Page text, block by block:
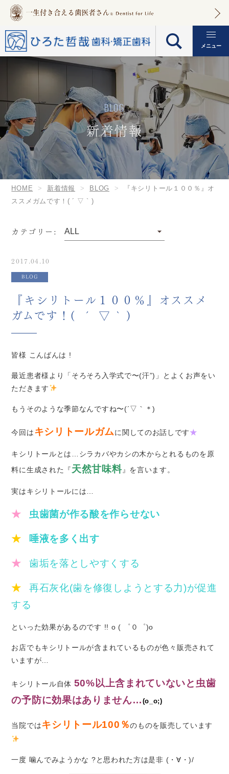
メニュー
BLOG
新着情報
HOME 新着情報 BLOG
『キシリトール１００％』オ
ススメガムです！( ´ ▽ ` )
カテゴリー:
2017.04.10
BLOG
『キシリトール１００％』オススメ
ガムです！( ´ ▽ ` )
皆様 こんばんは !
最近患者様より「そろそろ入学式で〜(汗”)」とよくお声をい
ただきます
もうそのような季節なんですね〜(´▽｀＊)
今回はキシリトールガムに関してのお話しです★
キシリトールとは…シラカバやカシの木からとれるものを原
料に生成された『天然甘味料』を言います。
実はキシリトールには…
★ 虫歯菌が作る酸を作らせない
★ 唾液を多く出す
★ 歯垢を落としやすくする
★
再石灰化(歯を修復しようとする力)が促進
する
といった効果があるのです !! o ( ゜０゜)o
お店でもキシリトールが含まれているものが色々販売されて
いますが…
キシリトール自体 50%以上含まれていないと虫歯
の予防に効果はありません… (o_o;)
当院ではキシリトール100％のものを販売しています
一度 噛んでみようかな ?と思われた方は是非 (・∀・)/